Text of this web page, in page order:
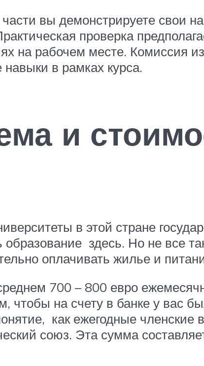
вы демонстрируете свои
проверка
на рабочем месте. Комиссия
в рамках курса.
и
в этой стране
здесь. Но не все
оплачивать жилье и
700 – 800 евро
чтобы на счету в банке у вас
как ежегодные членские
союз. Эта сумма